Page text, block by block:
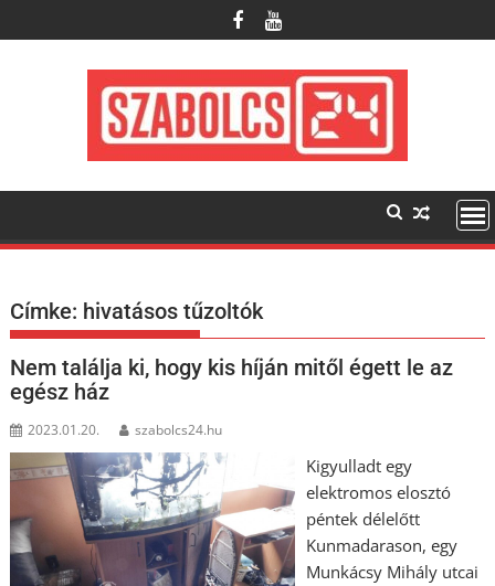
to
Címke: hivatásos tűzoltók
Nem találja ki, hogy kis híján mitől égett le az
egész ház
2023.01.20. szabolcs24.hu
Kigyulladt egy
elektromos elosztó
péntek délelőtt
Kunmadarason, egy
Munkácsy Mihály utcai